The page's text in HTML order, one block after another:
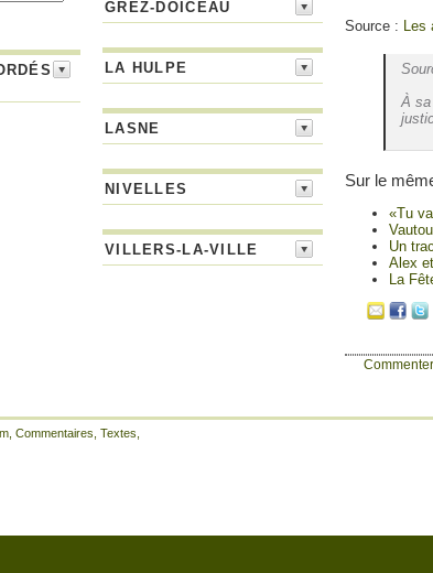
GREZ-DOICEAU
LA HULPE
LASNE
NIVELLES
VILLERS-LA-VILLE
Source : Les
À sa
Sur le
«Tu
Un
Alex
La
Commenter
Commentaires Textes